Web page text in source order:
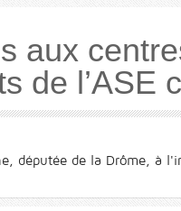
aux
de l’ASE
députée de la Drôme, à